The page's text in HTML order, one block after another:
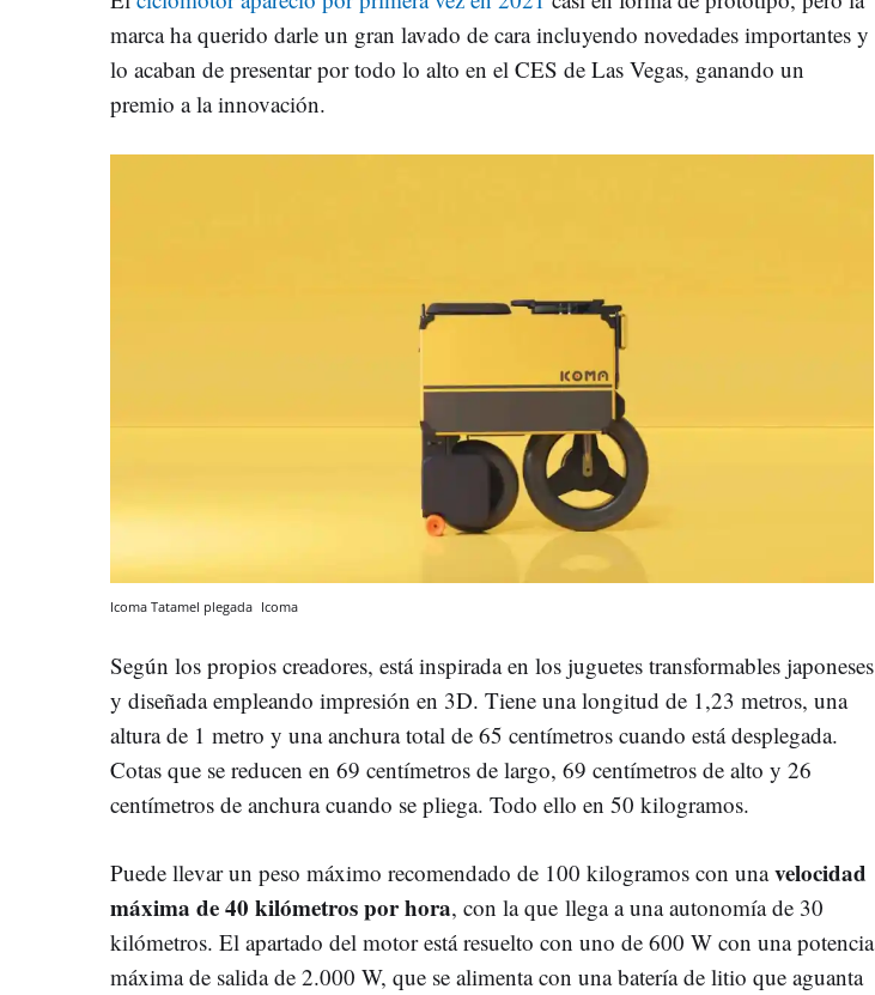
marca ha querido darle un gran lavado de cara incluyendo novedades importantes y
lo acaban de presentar por todo lo alto en el CES de Las Vegas, ganando un
premio a la innovación.
Icoma Tatamel plegada Icoma
Según los propios creadores, está inspirada en los juguetes transformables japoneses
y diseñada empleando impresión en 3D. Tiene una longitud de 1,23 metros, una
altura de 1 metro y una anchura total de 65 centímetros cuando está desplegada.
Cotas que se reducen en 69 centímetros de largo, 69 centímetros de alto y 26
centímetros de anchura cuando se pliega. Todo ello en 50 kilogramos.
Puede llevar un peso máximo recomendado de 100 kilogramos con unavelocidad
máxima de 40 kilómetros por hora, con la que llega a una autonomía de 30
kilómetros. El apartado del motor está resuelto con uno de 600 W con una potencia
máxima de salida de 2.000 W, que se alimenta con una batería de litio que aguanta